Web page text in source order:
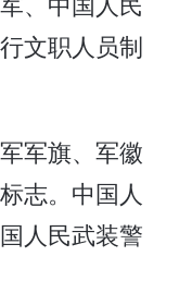
文职人员制
军旗、军徽
志。中国人
人民武装警